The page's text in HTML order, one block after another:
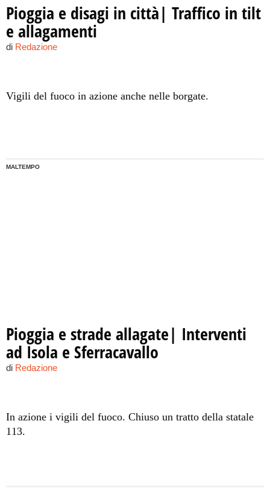
Pioggia e disagi in città| Traffico in tilt
e allagamenti
di Redazione
Vigili del fuoco in azione anche nelle borgate.
MALTEMPO
Pioggia e strade allagate| Interventi
ad Isola e Sferracavallo
di Redazione
In azione i vigili del fuoco. Chiuso un tratto della statale
113.